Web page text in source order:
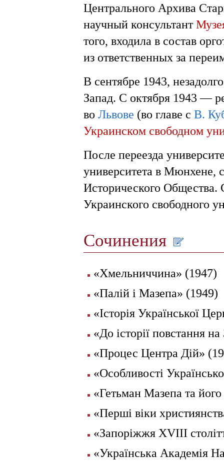
Центрального Архива
научный консультант
того, входила в состав
из ответственных за
В сентябре 1943,
Запад. С октября 1943 —
во Львове (во главе с В.
Украинском свободном
После переезда
университета в Мюнхене,
Исторического
Украинского свободного
Сочинения
«Хмельниччина» (1947)
«Палій і Мазепа» (1949)
«Історія Української
«До історії повстання
«Процес Центра Дій»
«Особливості
«Гетьман Мазепа та
«Перші віки
«Запоріжжя XVIII
«Українська Академія